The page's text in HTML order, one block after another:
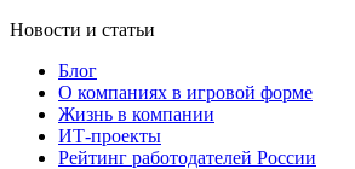
Новости и статьи
Блог
О компаниях в игровой форме
Жизнь в компании
ИТ-проекты
Рейтинг работодателей России